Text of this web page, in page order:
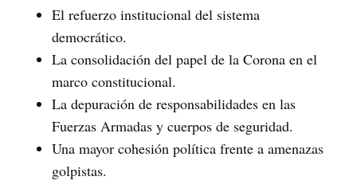
El refuerzo institucional del sistema
democrático.
La consolidación del papel de la Corona en el
marco constitucional.
La depuración de responsabilidades en las
Fuerzas Armadas y cuerpos de seguridad.
Una mayor cohesión política frente a amenazas
golpistas.